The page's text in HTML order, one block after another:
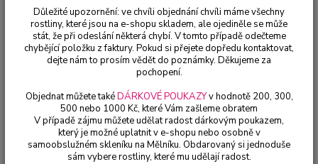
Begonie
Begonia Boliviana - růžová - cena za kus v 3-kusovém
balení
Begonia Boliviana - růžová - cena
za kus v 3-kusovém balení
Důležité upozornění: ve chvíli objednání chvíli máme všechny
rostliny, které jsou na e-shopu skladem, ale ojediněle se může
stát, že při odeslání některá chybí. V tomto případě odečteme
chybějící položku z faktury. Pokud si přejete dopředu kontaktovat,
dejte nám to prosím vědět do poznámky. Děkujeme za
pochopení.
Objednat můžete takéDÁRKOVÉ POUKAZYv hodnotě 200, 300,
500 nebo 1000 Kč, které Vám zašleme obratem
V případě zájmu můžete udělat radost dárkovým poukazem,
který je možné uplatnit v e-shopu nebo osobně v
samoobslužném skleníku na Mělníku. Obdarovaný si jednoduše
sám vybere rostliny, které mu udělají radost.